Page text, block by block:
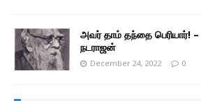
அவர் தாம் தந்தை பெரியார்! –
நடராஜன்
December 24, 2022 0